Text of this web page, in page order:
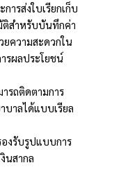
ารส่งใบเรียกเก็บ
ติสำหรับบันทึกค่า
ยความสะดวกใน
ารผลประโยชน์
ารถติดตามการ
บาลได้แบบเรียล
องรับรูปแบบการ
นสากล